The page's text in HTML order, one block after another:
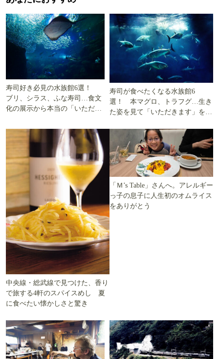
寿司好き必見の水族館6選！
ブリ、シラス、ふな寿司…食文
化の展示から本当の「いただき
寿司が食べたくなる水族館6
選！ 本マグロ、トラフグ…生き
た姿を見て「いただきます」を考
中央線・総武線で見つけた、香り
で旅する4軒のスパイスめし 夏
に食べたい懐かしさと驚き
「Ｍ’s Table」さんへ。アレルギー
っ子の息子に人生初のオムライス
をありがとう